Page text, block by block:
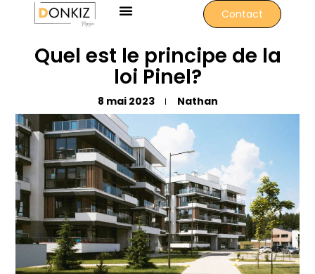
Contact
Quel est le principe de la
loi Pinel?
8 mai 2023 Nathan